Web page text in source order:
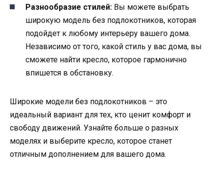
Разнообразие стилей: Вы можете выбрать
широкую модель без подлокотников, которая
подойдет к любому интерьеру вашего дома.
Независимо от того, какой стиль у вас дома, вы
сможете найти кресло, которое гармонично
впишется в обстановку.
Широкие модели без подлокотников – это
идеальный вариант для тех, кто ценит комфорт и
свободу движений. Узнайте больше о разных
моделях и выберите кресло, которое станет
отличным дополнением для вашего дома.